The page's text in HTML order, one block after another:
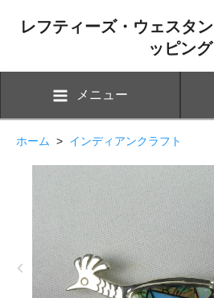
レフティーズ・ウェスタ
ッピング
メニュー
ホーム > インディアンクラフト